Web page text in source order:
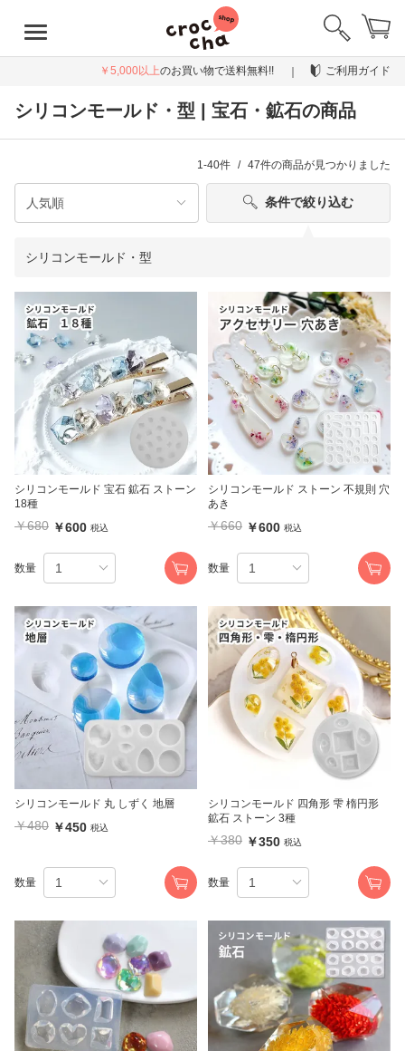
￥5,000以上のお買い物で送料無料!! ご利用ガイド
シリコンモールド・型 | 宝石・鉱石の商品
1-40件 47件の商品が見つかりました
条件で絞り込む
シリコンモールド・型
シリコンモールド 宝石 鉱石 ストーン
18種
￥680 ￥600 税込
数量
シリコンモールド ストーン 不規則 穴
あき
￥660 ￥600 税込
数量
シリコンモールド 丸 しずく 地層
￥480 ￥450 税込
数量
シリコンモールド 四角形 雫 楕円形
鉱石 ストーン 3種
￥380 ￥350 税込
数量